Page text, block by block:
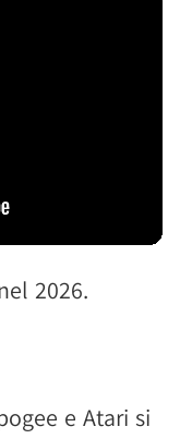
2026.
e Atari si